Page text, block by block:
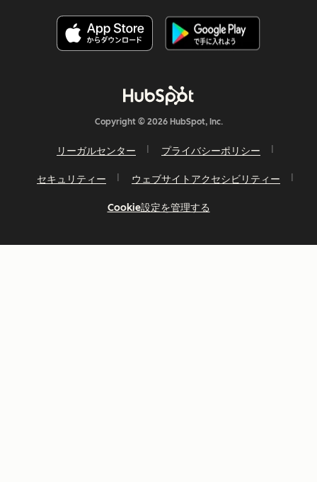
Copyright © 2026 HubSpot, Inc.
リーガルセンター プライバシーポリシー
セキュリティー ウェブサイトアクセシビリティー
Cookie設定を管理する